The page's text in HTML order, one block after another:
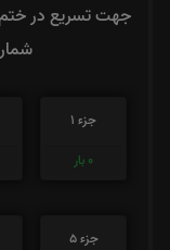
جهت تسریع در ختم
جزء 1
0 بار
جزء 5